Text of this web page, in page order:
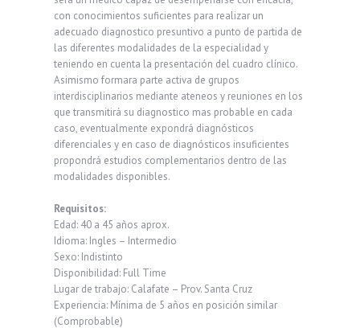
con conocimientos suficientes para realizar un
adecuado diagnostico presuntivo a punto de partida de
las diferentes modalidades de la especialidad y
teniendo en cuenta la presentación del cuadro clínico.
Asimismo formara parte activa de grupos
interdisciplinarios mediante ateneos y reuniones en los
que transmitirá su diagnostico mas probable en cada
caso, eventualmente expondrá diagnósticos
diferenciales y en caso de diagnósticos insuficientes
propondrá estudios complementarios dentro de las
modalidades disponibles.
Requisitos:
Edad: 40 a 45 años aprox.
Idioma: Ingles – Intermedio
Sexo: Indistinto
Disponibilidad: Full Time
Lugar de trabajo: Calafate – Prov. Santa Cruz
Experiencia: Mínima de 5 años en posición similar
(Comprobable)